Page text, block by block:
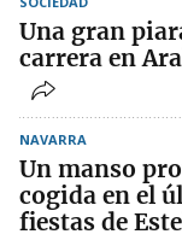
Una gran
carrera en
NAVARRA
Un manso
cogida en el
fiestas de